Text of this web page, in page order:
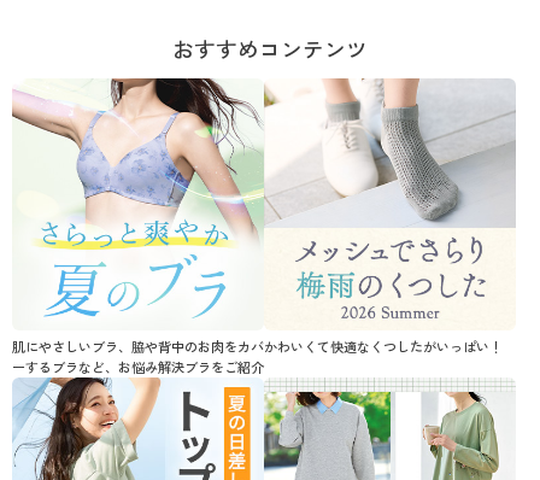
おすすめコンテンツ
肌にやさしいブラ、脇や背中のお肉をカバ
ーするブラなど、お悩み解決ブラをご紹介
かわいくて快適なくつしたがいっぱい！